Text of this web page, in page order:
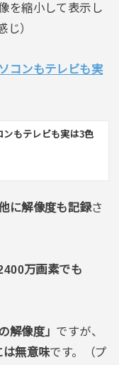
を縮小して表示し
じ）
コンもテレビも実
ンもテレビも実は3色
に解像度も記録さ
万画素でも
解像度」 ですが、
は無意味です。（プ